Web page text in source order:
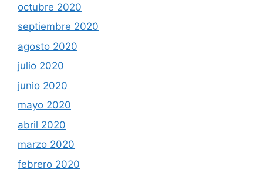
octubre 2020
septiembre 2020
agosto 2020
julio 2020
junio 2020
mayo 2020
abril 2020
marzo 2020
febrero 2020